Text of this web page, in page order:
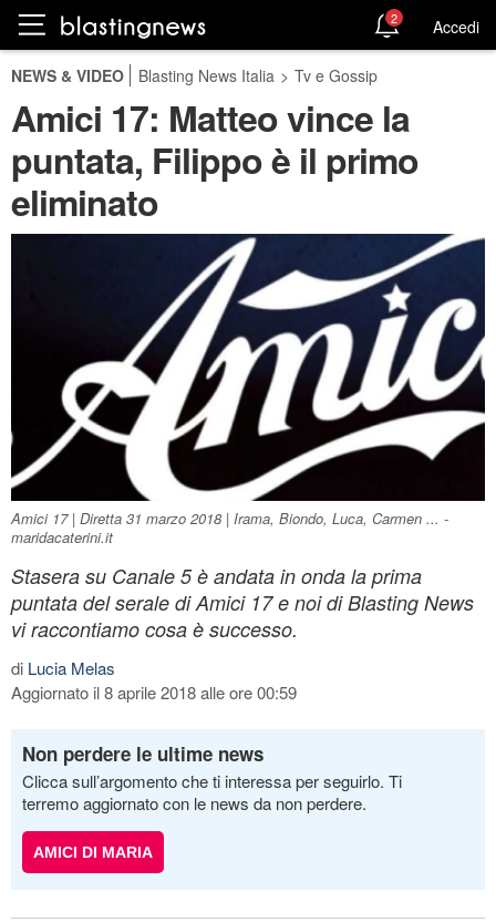
2 Accedi
NEWS & VIDEO Blasting News Italia > Tv e Gossip
Amici 17: Matteo vince la
puntata, Filippo è il primo
eliminato
Amici 17 | Diretta 31 marzo 2018 | Irama, Biondo, Luca, Carmen ... -
maridacaterini.it
Stasera su Canale 5 è andata in onda la prima
puntata del serale di Amici 17 e noi di Blasting News
vi raccontiamo cosa è successo.
di Lucia Melas
Aggiornato il 8 aprile 2018 alle ore 00:59
Non perdere le ultime news
Clicca sull’argomento che ti interessa per seguirlo. Ti
terremo aggiornato con le news da non perdere.
AMICI DI MARIA